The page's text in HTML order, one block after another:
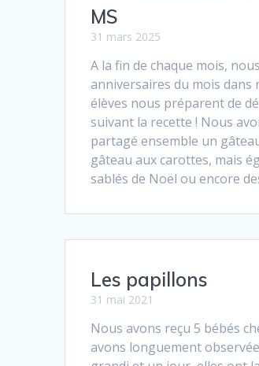
MS
31 mars 2025
A la fin de chaque mois,
anniversaires du mois dans
élèves nous préparent de
suivant la recette ! Nous
partagé ensemble un
gâteau aux carottes, mais
sablés de Noël ou encore
Les papillons
31 mai 2021
Nous avons reçu 5 bébés
avons longuement